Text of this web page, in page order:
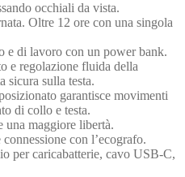
occhiali da vista.
Oltre 12 ore con una singola
e di lavoro con un power bank.
e regolazione fluida della
sicura sulla testa.
garantisce movimenti
di collo e testa.
una maggiore libertà.
con l’ecografo.
per caricabatterie, cavo USB-C,